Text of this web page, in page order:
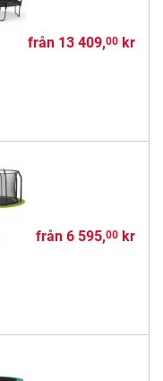
från 13 409,00kr
från 6 595,00kr